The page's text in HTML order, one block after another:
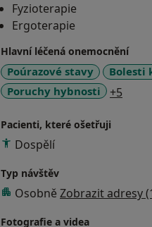
Fyzioterapie
Ergoterapie
Hlavní léčená onemocnění
Poúrazové stavy Bolesti
Poruchy hybnosti
+5
Pacienti, které ošetřuji
Dospělí
Typ návštěv
Osobně Zobrazit adresy
Fotografie a videa